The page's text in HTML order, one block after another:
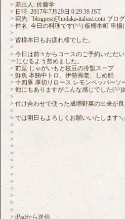
> 差出人: 佐藤学
> 日時: 2017年7月29日 0:29:39 JST
> 宛先: "blogpost@hodaka-itabasi.com ブロ
> 件名: 今日の料理です(^^) 板橋本町 串揚
>
> 皆様本日もお疲れ様でした。
>
> 今日は前々からコースのご予約いただ
ーになるよう努めました。
> 前菜 じゃがいもと枝豆の冷製スープ
> 鮮魚 本鮪中トロ、伊勢海老、しめ鯖
> 十四豚 厚切りロース レモンペッパーソ
> 他にもありますがこんな感じでした
>
> 付け合わせで使った成増野菜の出来が
>
> では明日もよろしくお願いいたします
>
>
>
>
>
>
>
>
>
>
>
>
>
> iPadから送信